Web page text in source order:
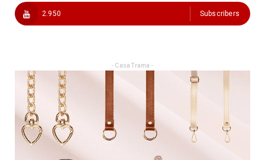
2.950 Subscribers
- Casa Trama -